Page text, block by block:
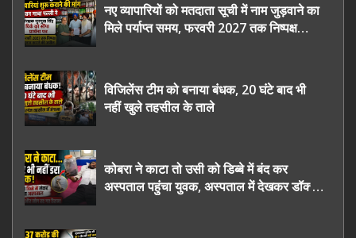
नए व्यापारियों को मतदाता सूची में नाम जुड़वाने का
मिले पर्याप्त समय, फरवरी 2027 तक निष्पक्ष
विजिलेंस टीम को बनाया बंधक, 20 घंटे बाद भी
नहीं खुले तहसील के ताले
कोबरा ने काटा तो उसी को डिब्बे में बंद कर
अस्पताल पहुंचा युवक, अस्पताल में देखकर डॉक्टर